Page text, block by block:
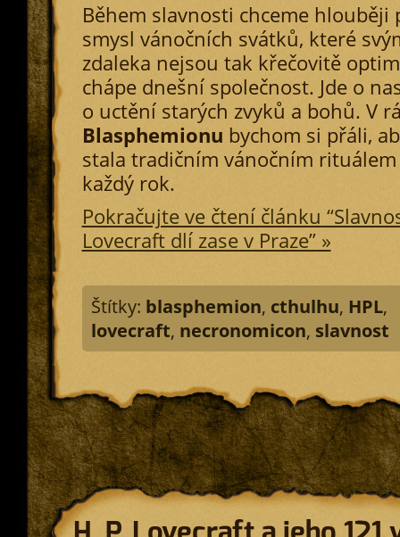
Během slavnosti chceme hlouběji
smysl vánočních svátků, které
zdaleka nejsou tak křečovitě
chápe dnešní společnost. Jde o
o uctění starých zvyků a bohů. V
Blasphemionu bychom si přáli,
stala tradičním vánočním rituálem
každý rok.
Pokračujte ve čtení článku
Lovecraft dlí zase v Praze” »
Štítky: blasphemion, cthulhu, HPL,
lovecraft, necronomicon, slavnost